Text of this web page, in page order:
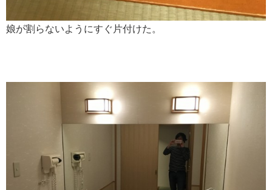
娘が割らないようにすぐ片付けた。